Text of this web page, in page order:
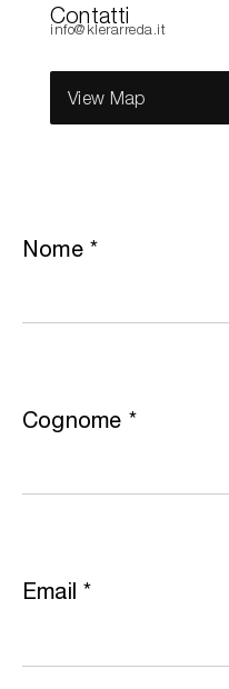
Cerca nel sito...
Contatti
info@klerarreda.it
View Map
Nome*
Cognome *
Email *